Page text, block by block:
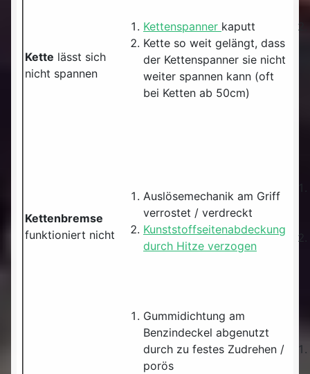
Kette lässt sich
nicht spannen
Kettenspanner kaputt
Kette so weit gelängt, dass
der Kettenspanner sie nicht
weiter spannen kann (oft
bei Ketten ab 50cm)
Kettenbremse
funktioniert nicht
Auslösemechanik am Griff
verrostet / verdreckt
Kunststoffseitenabdeckung
durch Hitze verzogen
Gummidichtung am
Benzindeckel abgenutzt
durch zu festes Zudrehen /
porös